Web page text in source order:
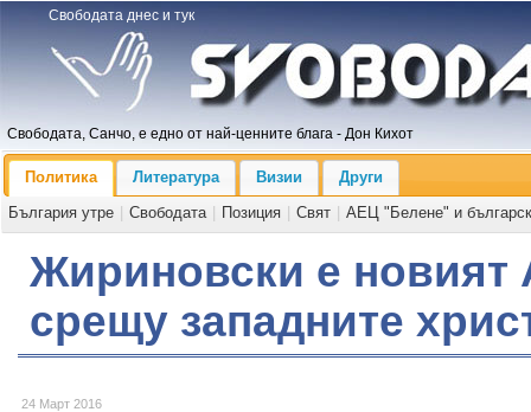
Свободата днес и тук
Свободата, Санчо, е едно от най-ценните блага - Дон Кихот
Политика Литература Визии
Други
България утре
Свободата Позиция Свят АЕЦ "Белене" и
Жириновски е новият
срещу западните
24 Март 2016